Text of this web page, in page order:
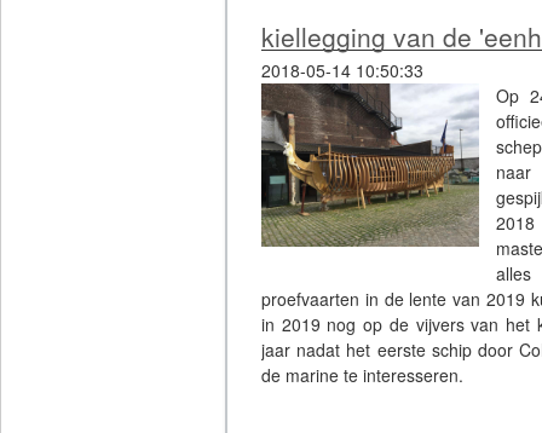
kiellegging van de
2018-05-14 10:50:33
Op
naar
proefvaarten in de lente van 2019
in 2019 nog op de vijvers van het
jaar nadat het eerste schip door
de marine te interesseren.